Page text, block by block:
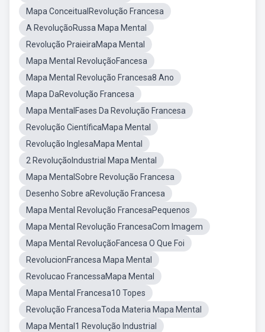
Mapa ConceitualRevolução Francesa
A RevoluçãoRussa Mapa Mental
Revolução PraieiraMapa Mental
Mapa Mental RevoluçãoFancesa
Mapa Mental Revolução Francesa8 Ano
Mapa DaRevolução Francesa
Mapa MentalFases Da Revolução Francesa
Revolução CientíficaMapa Mental
Revolução InglesaMapa Mental
2 RevoluçãoIndustrial Mapa Mental
Mapa MentalSobre Revolução Francesa
Desenho Sobre aRevolução Francesa
Mapa Mental Revolução FrancesaPequenos
Mapa Mental Revolução FrancesaCom Imagem
Mapa Mental RevoluçãoFancesa O Que Foi
RevolucionFrancesa Mapa Mental
Revolucao FrancessaMapa Mental
Mapa Mental Francesa10 Topes
Revolução FrancesaToda Materia Mapa Mental
Mapa Mental1 Revolução Industrial